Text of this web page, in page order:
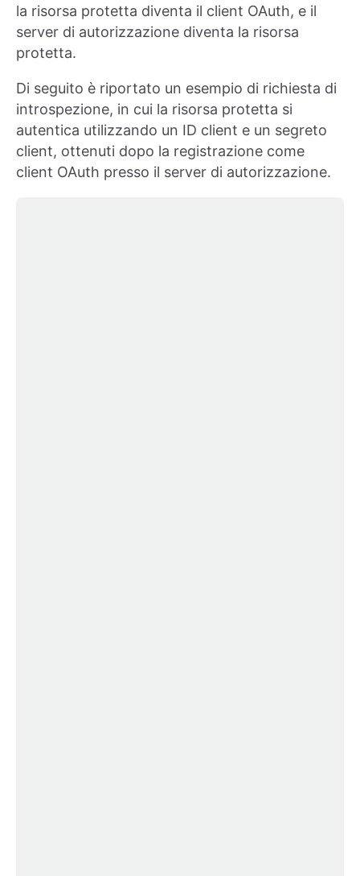
la risorsa protetta diventa il client OAuth, e il
server di autorizzazione diventa la risorsa
protetta.
Di seguito è riportato un esempio di richiesta di
introspezione, in cui la risorsa protetta si
autentica utilizzando un ID client e un segreto
client, ottenuti dopo la registrazione come
client OAuth presso il server di autorizzazione.